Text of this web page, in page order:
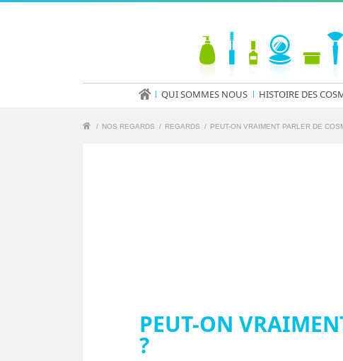
QUI SOMMES NOUS HISTOIRE DES
/ NOS REGARDS / REGARDS / PEUT-ON VRAIMENT PARLER DE
PEUT-ON
?